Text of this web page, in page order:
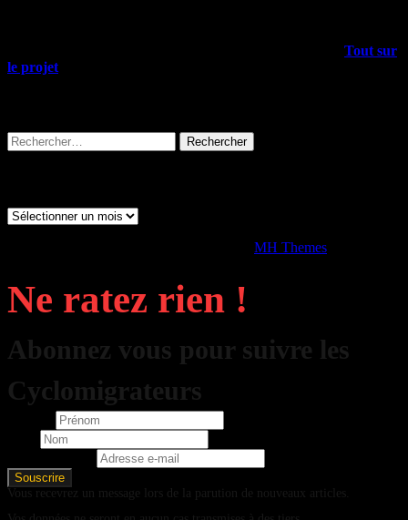
Tout sur
le projet
Rechercher :
Archives
MH Themes
Ne ratez rien !
Abonnez vous pour suivre les
Cyclomigrateurs
Vous recevrez un message lors de la parution de nouveaux articles.